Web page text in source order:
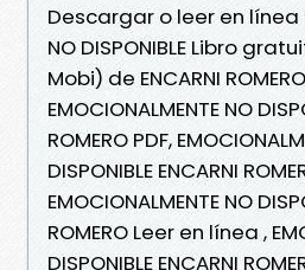
Descargar o leer en línea
NO DISPONIBLE Libro
Mobi) de ENCARNI
EMOCIONALMENTE NO
ROMERO PDF,
DISPONIBLE ENCARNI
EMOCIONALMENTE NO
ROMERO Leer en línea ,
DISPONIBLE ENCARNI